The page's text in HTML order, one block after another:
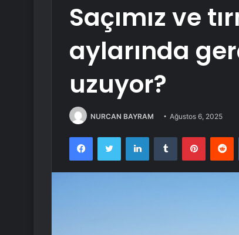
Saçımız ve
aylarında
uzuyor?
NURCAN BAYRAM Ağustos 6, 2025
FacebookTwitter LinkedInTumblr Pinterest